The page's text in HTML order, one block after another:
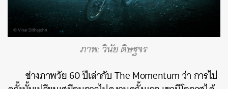
ภาพ: วินัย ดิษฐจร
ช่างภาพวัย 60 ปีเล่ากับ The Momentum ว่า การไป